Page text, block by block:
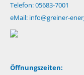
Telefon: 05683-7001
eMail: info@greiner-
Öffnungszeiten: